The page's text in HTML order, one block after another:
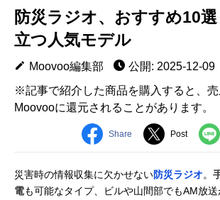
防災ラジオ、おすすめ10
立つ人気モデル
Moovoo編集部
公開: 2025-12-09
※記事で紹介した商品を購入すると、
Moovooに還元されることがあります。
Share Post
災害時の情報収集に欠かせない防災ラジオ。
電も可能なタイプ、ビルや山間部でもAM放